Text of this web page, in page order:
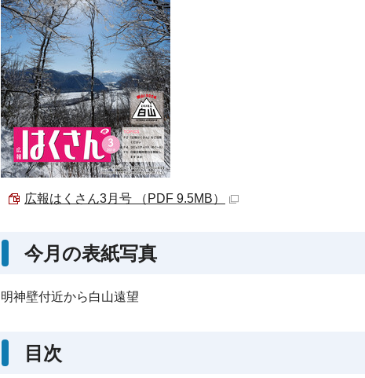
広報はくさん3月号 （PDF 9.5MB）
今月の表紙写真
明神壁付近から白山遠望
目次